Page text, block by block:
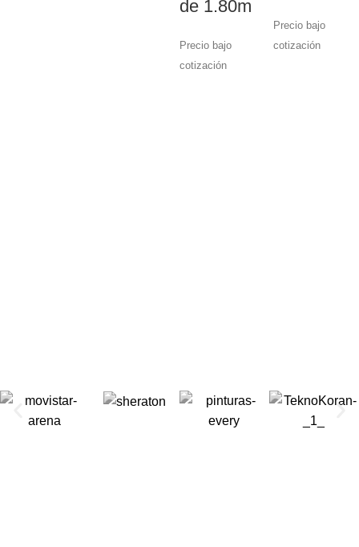
de 1.80m
Precio bajo
cotización
Precio bajo
cotización